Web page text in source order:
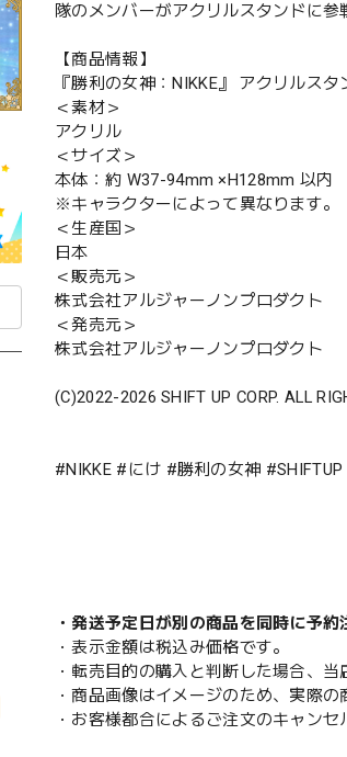
隊のメンバーがアクリルスタンドに参
【商品情報】
『勝利の女神：NIKKE』 アクリルスタ
＜素材＞
アクリル
＜サイズ＞
本体：約 W37-94mm ×H128mm 以内
※キャラクターによって異なります。
＜生産国＞
日本
＜販売元＞
株式会社アルジャーノンプロダクト
＜発売元＞
株式会社アルジャーノンプロダクト
(C)2022-2026 SHIFT UP CORP. ALL
#NIKKE #にけ #勝利の女神
・発送予定日が別の商品を同時に予
・表示金額は税込み価格です。
・転売目的の購入と判断した場合、
・商品画像はイメージのため、実際
・お客様都合によるご注文のキャン